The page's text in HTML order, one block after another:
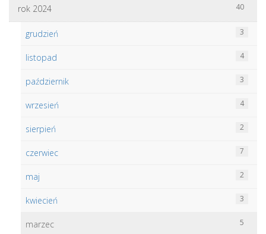
rok 2024 40
grudzień 3
listopad 4
październik 3
wrzesień 4
sierpień 2
czerwiec 7
maj 2
kwiecień 3
marzec 5